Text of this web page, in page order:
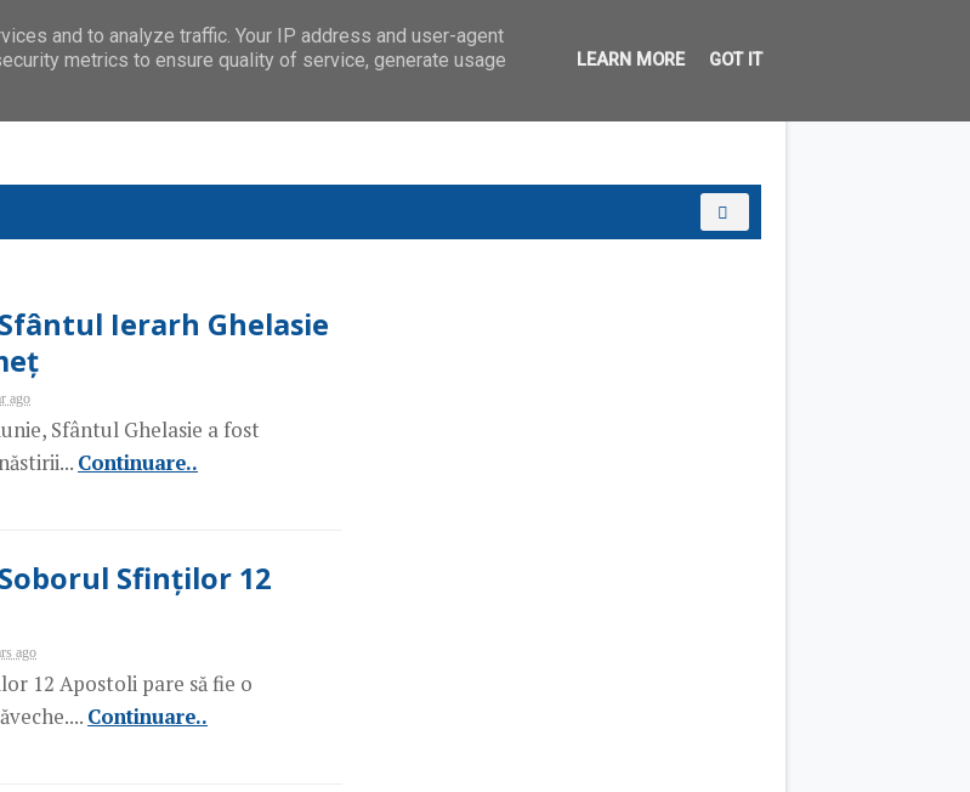
Ierarh Ghelasie
ago
Sfântul Ghelasie a fost
Continuare..
Sfinților 12
ago
12 Apostoli pare să fie o
Continuare..
and to analyze traffic. Your IP address and user-agent
metrics to ensure quality of service, generate usage
LEARN MORE GOT IT